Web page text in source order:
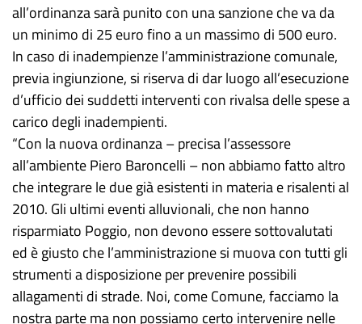
all’ordinanza sarà punito con una sanzione che va da
un minimo di 25 euro fino a un massimo di 500 euro.
In caso di inadempienze l’amministrazione comunale,
previa ingiunzione, si riserva di dar luogo all’esecuzione
d’ufficio dei suddetti interventi con rivalsa delle spese a
carico degli inadempienti.
“Con la nuova ordinanza – precisa l’assessore
all’ambiente Piero Baroncelli – non abbiamo fatto altro
che integrare le due già esistenti in materia e risalenti al
2010. Gli ultimi eventi alluvionali, che non hanno
risparmiato Poggio, non devono essere sottovalutati
ed è giusto che l’amministrazione si muova con tutti gli
strumenti a disposizione per prevenire possibili
allagamenti di strade. Noi, come Comune, facciamo la
nostra parte ma non possiamo certo intervenire nelle